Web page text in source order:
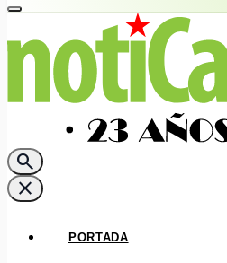
search
close
PORTADA